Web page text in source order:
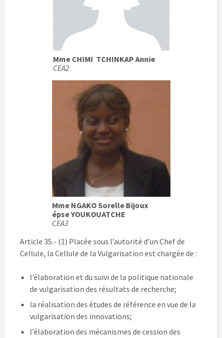
Mme CHIMI TCHINKAP Annie
CEA2
Mme NGAKO Sorelle Bijoux
épse YOUKOUATCHE
CEA3
Article 35.- (1) Placée sous l’autorité d’un Chef de
Cellule, la Cellule de la Vulgarisation est chargée de :
l’élaboration et du suivi de la politique nationale
de vulgarisation des résultats de recherche;
la réalisation des études de référence en vue de la
vulgarisation des innovations;
l’élaboration des mécanismes de cession des